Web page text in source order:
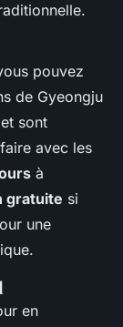
pouvez
de Gyeongju
sont
avec les
à
gratuite si
une
en